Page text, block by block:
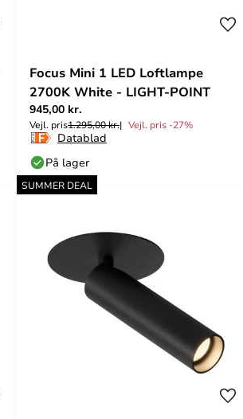
Focus Mini 1 LED Loftlampe
2700K White - LIGHT-POINT
945,00 kr.
Vejl. pris1.295,00 kr. Vejl. pris -27%
Datablad
På lager
SUMMER DEAL